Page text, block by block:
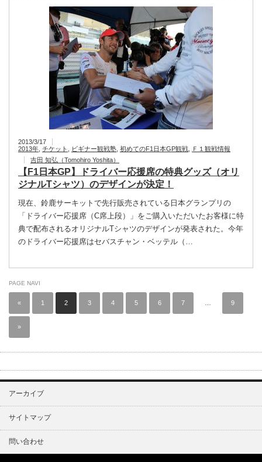
2013/3/17
2013年 チケット ビギナー観戦塾 初めてのF1日本GP観戦
Ｆ１観戦情報
吉田 知弘（Tomohiro Yoshita）
【F1日本GP】ドライバー応援席の特典グッズ（オリ
ジナルTシャツ）のデザインが決定！
現在、鈴鹿サーキットで先行販売されている日本グランプリの
「ドライバー応援席（C席上段）」をご購入いただいたお客様に特
典で配布されるオリジナルTシャツのデザインが発表された。今年
のドライバー応援席はセバスチャン・ベッテル（…
PAGE NAVI
« 1 2 3 4 5 6 7 9
»
アーカイブ
サイトマップ
問い合わせ